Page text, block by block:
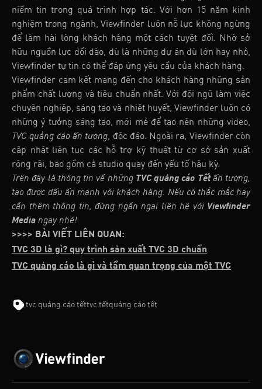
niềm tin trong quá trình hợp tác. Với hơn 15 năm kinh
nghiệm trong ngành, Viewfinder luôn nỗ lực không ngừng
để làm hài lòng khách hàng một cách tuyệt đối. Nhờ sở
hữu nguồn lực dồi dào, dù là những dự án dù lớn hay nhỏ,
Viewfinder tự tin có thể đáp ứng yêu cầu của khách hàng.
Viewfinder cam kết mang đến cho khách hàng những sản
phẩm chất lượng và tiêu chuẩn nhất. Với đội ngũ làm việc
chuyên nghiệp, sáng tạo và nhiệt huyết, Viewfinder luôn có
những ý tưởng sáng tạo, mới mẻ để tạo nên những video,
TVC quảng cáo ấn tượng, độc đáo. Ngoài ra, Viewfinder còn
cập nhật liên tục các hỗ trợ kỹ thuật từ cơ sở sản xuất
rộng rãi, bao gồm cả studio quay đến yếu tố hậu kỳ.
Trên đây là thông tin về những TVC quảng cáo Tếtấn tượng,
tạo được dấu ấn mạnh với khách hàng. Nếu có thắc mắc hay
cần thêm thông tin, đừng ngần ngại liên hệ với Viewfinder
Media ngay nhé!
>>>> BÀI VIẾT LIÊN QUAN:
TVC 3D là gì? quy trình sản xuất TVC 3D chuẩn
TVC quảng cáo là gì và tầm quan trọng của một TVC
tvc quảng cáo tếttvc tếtquảng cáo tết